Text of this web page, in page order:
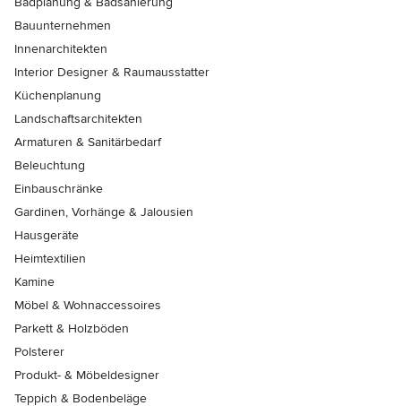
Bauunternehmen
Innenarchitekten
Interior Designer & Raumausstatter
Küchenplanung
Landschaftsarchitekten
Armaturen & Sanitärbedarf
Beleuchtung
Einbauschränke
Gardinen, Vorhänge & Jalousien
Hausgeräte
Heimtextilien
Kamine
Möbel & Wohnaccessoires
Parkett & Holzböden
Polsterer
Produkt- & Möbeldesigner
Teppich & Bodenbeläge